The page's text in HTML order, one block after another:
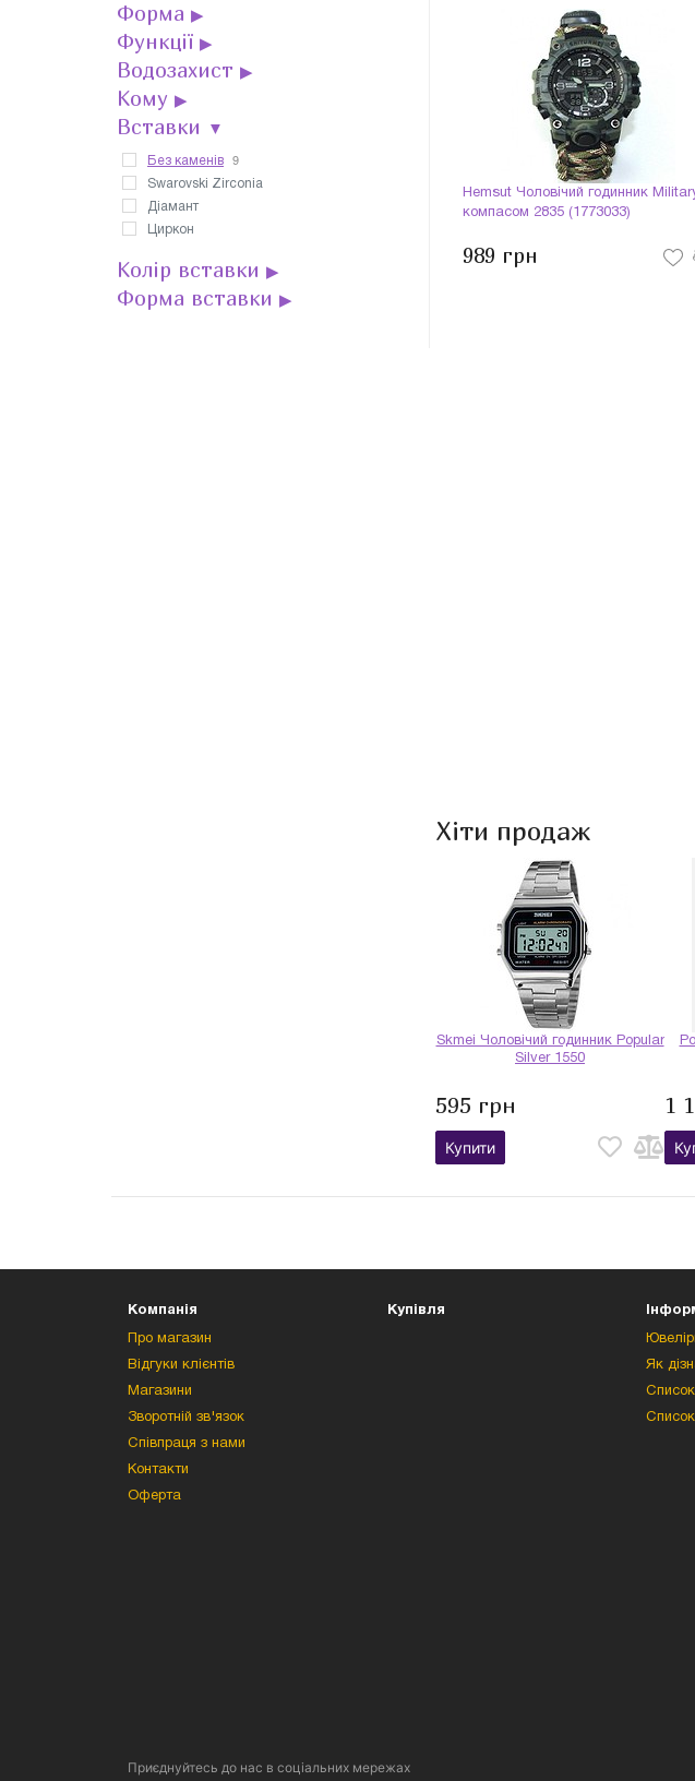
Форма ▶
Функції ▶
Водозахист ▶
Кому ▶
Вставки ▼
Без каменів 9
Swarovski Zirconia
Діамант
Циркон
Колір вставки ▶
Форма вставки ▶
Hemsut Чоловічий годинник
компасом 2835 (1773033)
989 грн
Хіти продаж
Skmei Чоловічий годинник Popular
Silver 1550
595 грн
Купити
1
Компанія
Про магазин
Відгуки клієнтів
Магазини
Зворотній зв'язок
Співпраця з нами
Контакти
Оферта
Купівля
Як
Список
Приєднуйтесь до нас в соціальних мережах